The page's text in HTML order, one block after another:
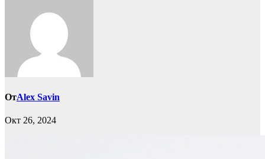
ОтAlex Savin
Окт 26, 2024